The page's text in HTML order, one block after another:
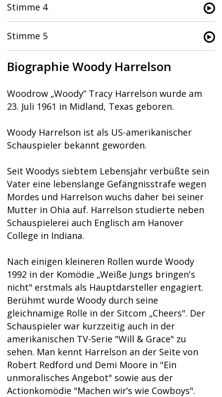
Stimme 4
Stimme 5
Biographie Woody Harrelson
Woodrow „Woody“ Tracy Harrelson wurde am
23. Juli 1961 in Midland, Texas geboren.
Woody Harrelson ist als US-amerikanischer
Schauspieler bekannt geworden.
Seit Woodys siebtem Lebensjahr verbüßte sein
Vater eine lebenslange Gefängnisstrafe wegen
Mordes und Harrelson wuchs daher bei seiner
Mutter in Ohia auf. Harrelson studierte neben
Schauspielerei auch Englisch am Hanover
College in Indiana.
Nach einigen kleineren Rollen wurde Woody
1992 in der Komödie „Weiße Jungs bringen's
nicht" erstmals als Hauptdarsteller engagiert.
Berühmt wurde Woody durch seine
gleichnamige Rolle in der Sitcom „Cheers". Der
Schauspieler war kurzzeitig auch in der
amerikanischen TV-Serie "Will & Grace" zu
sehen. Man kennt Harrelson an der Seite von
Robert Redford und Demi Moore in "Ein
unmoralisches Angebot" sowie aus der
Actionkomödie "Machen wir’s wie Cowboys".